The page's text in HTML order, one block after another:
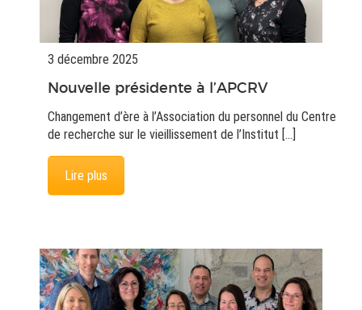
3 décembre 2025
Nouvelle présidente à l’APCRV
Changement d’ère à l’Association du personnel du Centre
de recherche sur le vieillissement de l’Institut […]
Lire plus